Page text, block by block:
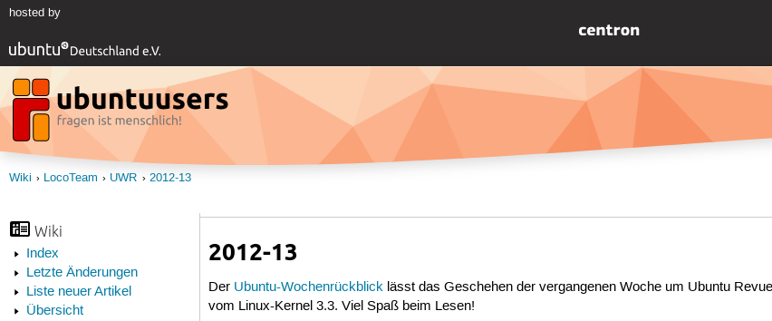
hosted by
Wiki LocoTeam UWR 2012-13
Wiki
Index
Letzte Änderungen
Liste neuer Artikel
Übersicht
2012-13
Der Ubuntu-Wochenrückblick lässt das Geschehen der vergangenen Woche um Ubuntu
vom Linux-Kernel 3.3. Viel Spaß beim Lesen!